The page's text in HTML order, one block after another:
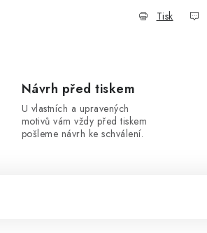
Tisk
Návrh před tiskem
U vlastních a upravených
motivů vám vždy před tiskem
pošleme návrh ke schválení.